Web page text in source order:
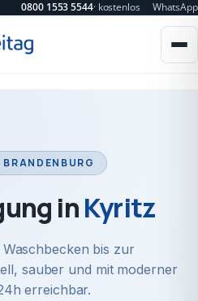
0800 1553 5544· kostenlos WhatsApp
BRANDENBURG
inKyritz
bis zur
sauber und mit moderner
erreichbar.